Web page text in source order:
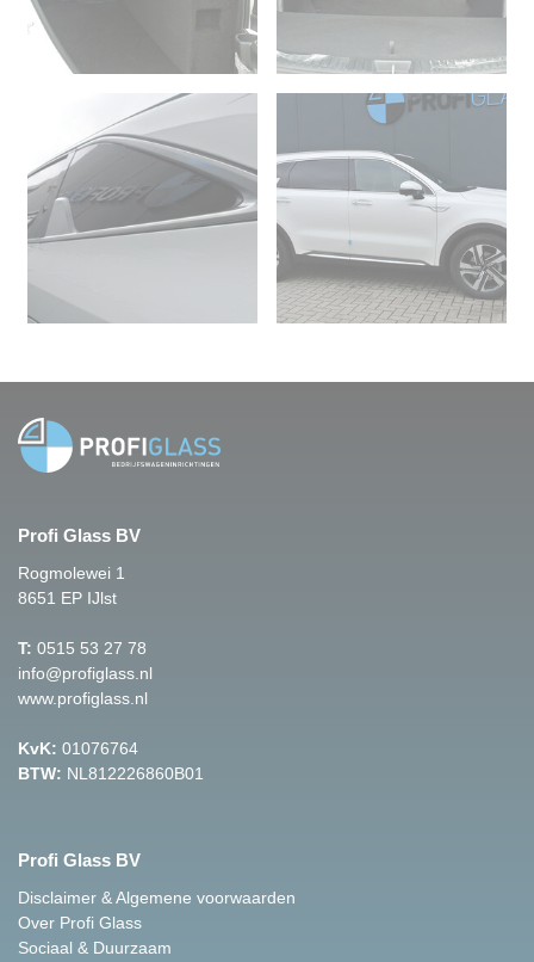
Profi Glass BV
Rogmolewei 1
8651 EP IJlst
T: 0515 53 27 78
info@profiglass.nl
www.profiglass.nl
KvK: 01076764
BTW: NL812226860B01
Profi Glass BV
Disclaimer & Algemene voorwaarden
Over Profi Glass
Sociaal & Duurzaam